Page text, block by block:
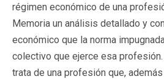
régimen económico de una
Memoria un análisis detallado y
económico que la norma
colectivo que ejerce esa
trata de una profesión que,